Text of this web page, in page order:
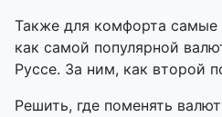
Также для комфорта
как самой популярной
Руссе. За ним, как второй
Решить, где поменять